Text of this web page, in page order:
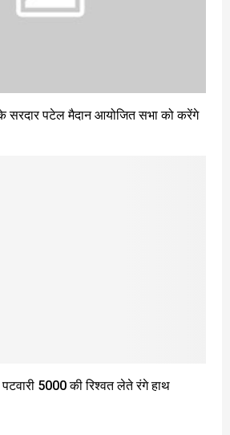
सरदार पटेल मैदान आयोजित सभा को करेंगे
पटवारी 5000 की रिश्वत लेते रंगे हाथ